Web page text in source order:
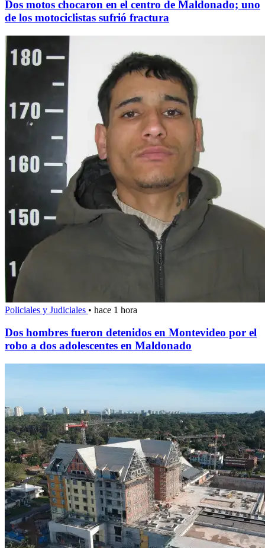
Dos motos chocaron en el centro de Maldonado; uno
de los motociclistas sufrió fractura
Policiales y Judiciales • hace 1 hora
Dos hombres fueron detenidos en Montevideo por el
robo a dos adolescentes en Maldonado